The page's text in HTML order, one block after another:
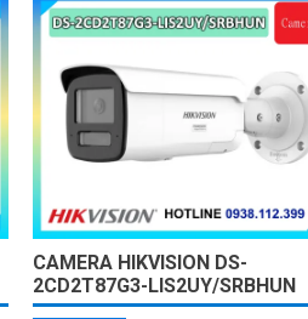
CAMERA HIKVISION DS-
2CD2T87G3-LIS2UY/SRBHUN